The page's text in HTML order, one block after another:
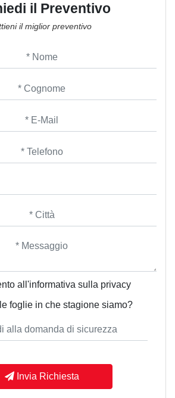
il Preventivo
il miglior preventivo
all'informativa sulla privacy
foglie in che stagione siamo?
Invia Richiesta